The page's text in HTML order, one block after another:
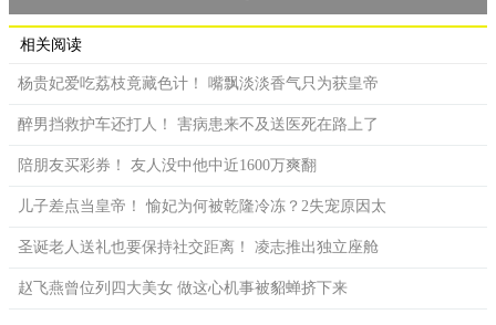
述了两位情侣生前从相恋到分开的曲折经历。他们邂逅的时间是
国家武术学校（现改叫大叻军事学院）读书，他对附近一所比提
相关阅读
杨贵妃爱吃荔枝竟藏色计！ 嘴飘淡淡香气只为获皇帝
醉男挡救护车还打人！ 害病患来不及送医死在路上了
陪朋友买彩券！ 友人没中他中近1600万爽翻
儿子差点当皇帝！ 愉妃为何被乾隆冷冻？2失宠原因太
圣诞老人送礼也要保持社交距离！ 凌志推出独立座舱
赵飞燕曾位列四大美女 做这心机事被貂蝉挤下来